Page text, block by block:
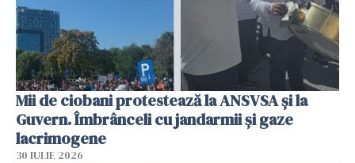
Mii de ciobani protestează la ANSVSA și la
Guvern. Îmbrânceli cu jandarmii și gaze
lacrimogene
30 IULIE 2026